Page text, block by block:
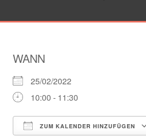
WANN
25/02/2022
10:00 - 11:30
ZUM KALENDER HINZUFÜGEN